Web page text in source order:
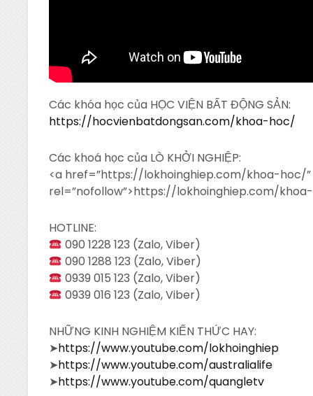
Các khóa học của HỌC VIỆN BẤT ĐỘNG SẢN:
https://hocvienbatdongsan.com/khoa-hoc/
Các khoá học của LÒ KHỞI NGHIỆP:
<a href=”https://lokhoinghiep.com/khoa-hoc/
rel=”nofollow”>https://lokhoinghiep.com/
HOTLINE:
090 1228 123 (Zalo, Viber)
090 1288 123 (Zalo, Viber)
0939 015 123 (Zalo, Viber)
0939 016 123 (Zalo, Viber)
NHỮNG KINH NGHIỆM KIẾN THỨC HAY:
➤https://www.youtube.com/lokhoinghiep
➤https://www.youtube.com/australialife
➤https://www.youtube.com/quangletv